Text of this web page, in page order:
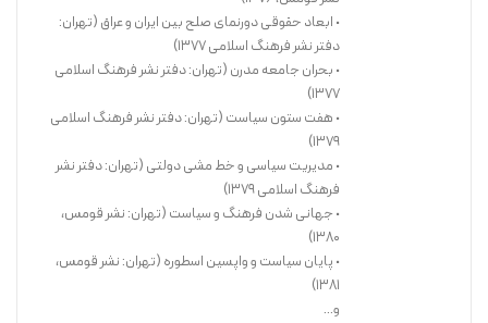
• ابعاد حقوقی دورنمای صلح بین ایران و عراق (تهران:
دفتر نشر فرهنگ اسلامی ۱۳۷۷)
• بحران جامعه مدرن (تهران: دفتر نشر فرهنگ اسلامی
۱۳۷۷)
• هفت ستون سیاست (تهران: دفتر نشر فرهنگ اسلامی
۱۳۷۹)
• مدیریت سیاسی و خط مشی دولتی (تهران: دفتر نشر
فرهنگ اسلامی ۱۳۷۹)
• جهانی شدن فرهنگ و سیاست (تهران: نشر قومس،
۱۳۸۰)
• پایان سیاست و واپسین اسطوره (تهران: نشر قومس،
۱۳۸۱)
و...